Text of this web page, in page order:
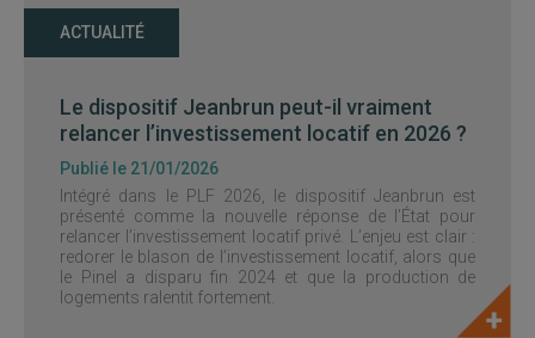
ACTUALITÉ
Le dispositif Jeanbrun peut-il vraiment
relancer l’investissement locatif en 2026 ?
Publié le 21/01/2026
Intégré dans le PLF 2026, le dispositif Jeanbrun est
présenté comme la nouvelle réponse de l’État pour
relancer l’investissement locatif privé. L’enjeu est clair :
redorer le blason de l’investissement locatif, alors que
le Pinel a disparu fin 2024 et que la production de
logements ralentit fortement.